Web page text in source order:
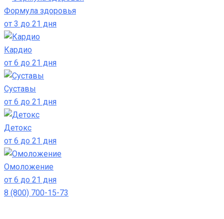
Формула здоровья
от 3 до 21 дня
Кардио
от 6 до 21 дня
Суставы
от 6 до 21 дня
Детокс
от 6 до 21 дня
Омоложение
от 6 до 21 дня
8 (800) 700-15-73